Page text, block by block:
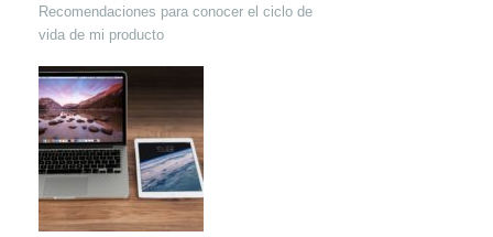
Recomendaciones para conocer el ciclo de
vida de mi producto